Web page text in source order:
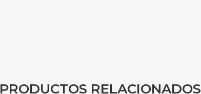
PRODUCTOS RELACIONADOS